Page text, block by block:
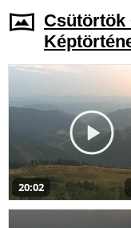
Csütörtök
20:02